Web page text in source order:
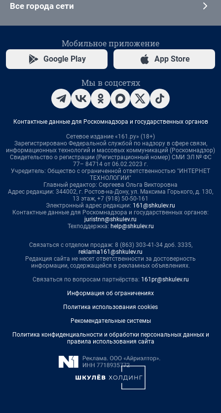
Все города сети
Мобильное приложение
Google Play App Store
Мы в соцсетях
Контактные данные для Роскомнадзора и государственных органов
Сетевое издание «161.ру» (18+)
Зарегистрировано Федеральной службой по надзору в сфере связи,
информационных технологий и массовых коммуникаций (Роскомнадзор)
Свидетельство о регистрации (Регистрационный номер) СМИ ЭЛ № ФС
77– 84714 от 06.02.2023 г.
Учредитель: Общество с ограниченной ответственностью "ИНТЕРНЕТ
ТЕХНОЛОГИИ"
Главный редактор: Сергеева Ольга Викторовна
Адрес редакции: 344002, г. Ростов-на-Дону, ул. Максима Горького, д. 130,
13 этаж, +7 (918) 50-50-161
Электронный адрес редакции: 161@shkulev.ru
Контактные данные для Роскомнадзора и государственных органов:
juristnn@shkulev.ru
Техподдержка: help@shkulev.ru
Связаться с отделом продаж: 8 (863) 303-41-34 доб. 3335,
reklama161@shkulev.ru
Редакция сайта не несет ответственности за достоверность
информации, содержащейся в рекламных объявлениях.
Связаться по вопросам партнёрства: 161pr@shkulev.ru
Информация об ограничениях
Политика использования cookies
Рекомендательные системы
Политика конфиденциальности и обработки персональных данных и
правила использования сайта